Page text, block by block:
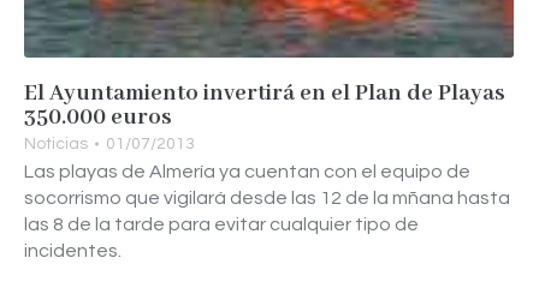
El Ayuntamiento invertirá en el Plan de Playas
350.000 euros
Noticias 01/07/2013
Las playas de Almería ya cuentan con el equipo de
socorrismo que vigilará desde las 12 de la mñana hasta
las 8 de la tarde para evitar cualquier tipo de
incidentes.